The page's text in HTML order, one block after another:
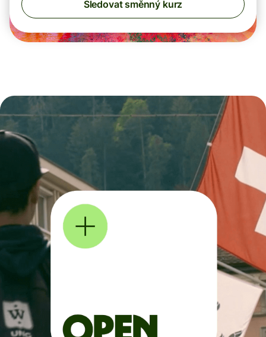
Sledovat směnný kurz